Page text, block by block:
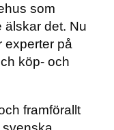
som
älskar det. Nu
experter på
köp- och
framförallt